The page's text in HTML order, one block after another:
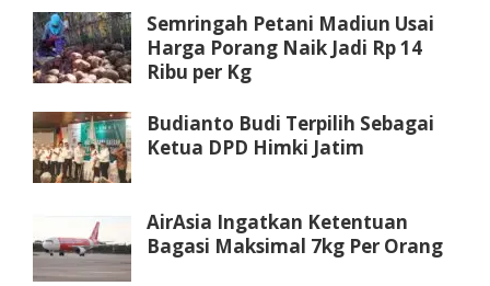
Semringah Petani Madiun Usai
Harga Porang Naik Jadi Rp 14
Ribu per Kg
Budianto Budi Terpilih Sebagai
Ketua DPD Himki Jatim
AirAsia Ingatkan Ketentuan
Bagasi Maksimal 7kg Per Orang